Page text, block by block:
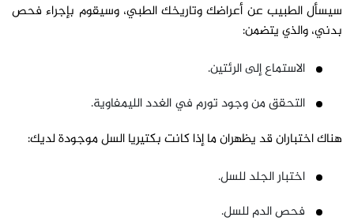
سيسأل الطبيب عن أعراضك وتاريخك الطبي، وسيقوم بإجراء فحص
بدني، والذي يتضمن:
الاستماع إلى الرئتين.
التحقق من وجود تورم في الغدد الليمفاوية.
هناك اختباران قد يظهران ما إذا كانت بكتيريا السل موجودة لديك:
اختبار الجلد للسل.
فحص الدم للسل.